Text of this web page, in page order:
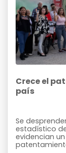
Crece el
país
Se
estadístico
evidencian